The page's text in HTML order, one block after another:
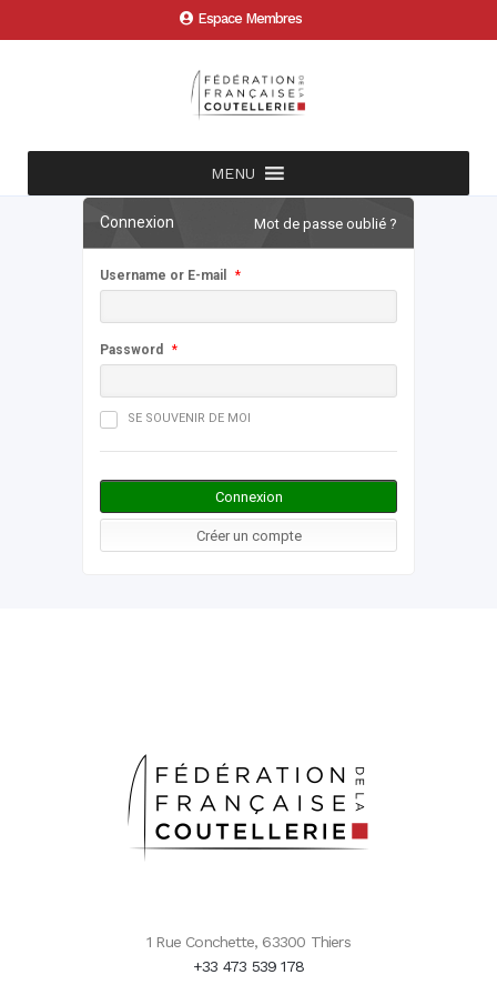
Espace Membres
MENU
Connexion Mot de passe oublié ?
Username or E-mail *
Password *
SE SOUVENIR DE MOI
1 Rue Conchette, 63300 Thiers
+33 473 539 178